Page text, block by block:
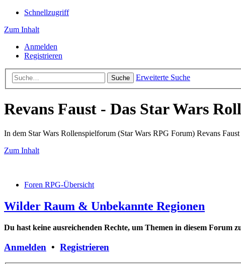
Schnellzugriff
Zum Inhalt
Anmelden
Registrieren
Suche Erweiterte Suche
Revans Faust - Das Star Wars
In dem Star Wars Rollenspielforum (Star Wars RPG Forum) Revans
Zum Inhalt
Foren RPG-Übersicht
Wilder Raum & Unbekannte Regionen
Du hast keine ausreichenden Rechte, um Themen in diesem Forum
Anmelden • Registrieren